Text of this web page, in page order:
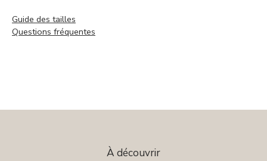
Guide des tailles
Questions fréquentes
À découvrir